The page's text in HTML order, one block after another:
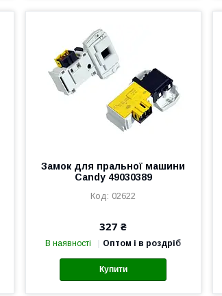
Замок для пральної машини
Candy 49030389
02622
327 ₴
В наявності Оптом і в роздріб
Купити